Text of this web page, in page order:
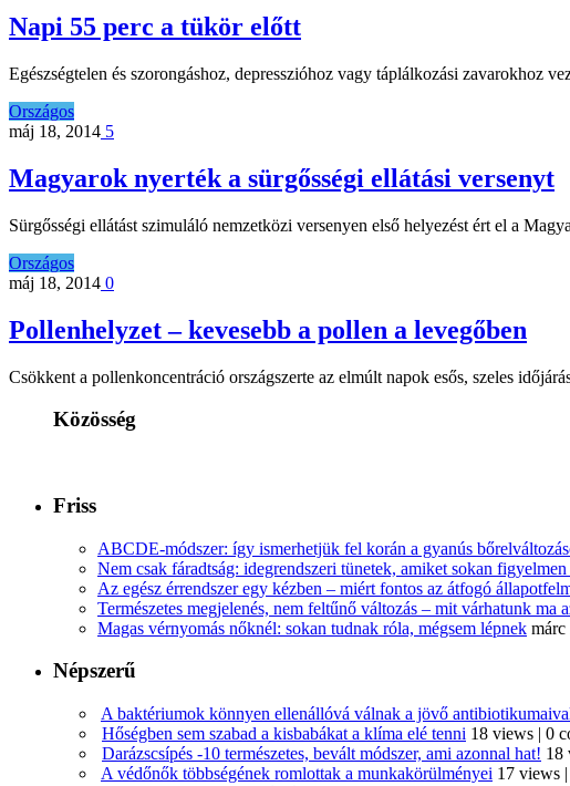
Napi 55 perc a tükör előtt
Egészségtelen és szorongáshoz, depresszióhoz vagy táplálkozási zavarokhoz
Országos
máj 18, 2014 5
Magyarok nyerték a sürgősségi ellátási versenyt
Sürgősségi ellátást szimuláló nemzetközi versenyen első helyezést ért el a
Országos
máj 18, 2014 0
Pollenhelyzet – kevesebb a pollen a levegőben
Csökkent a pollenkoncentráció országszerte az elmúlt napok esős, szeles
Közösség
Friss
ABCDE‑módszer: így ismerhetjük fel korán a gyanús
Nem csak fáradtság: idegrendszeri tünetek, amiket sokan
Az egész érrendszer egy kézben – miért fontos az átfogó
Természetes megjelenés, nem feltűnő változás – mit várhatunk ma
Magas vérnyomás nőknél: sokan tudnak róla, mégsem lépnek márc
Népszerű
A baktériumok könnyen ellenállóvá válnak a jövő
Hőségben sem szabad a kisbabákat a klíma elé tenni 18 views | 0
Darázscsípés -10 természetes, bevált módszer, ami azonnal hat! 18
A védőnők többségének romlottak a munkakörülményei 17 views |